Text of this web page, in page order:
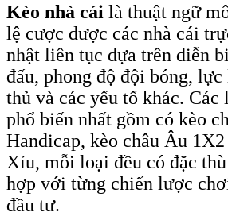
Kèo nhà cái là thuật ngữ
lệ cược được các nhà cái
nhật liên tục dựa trên diễn
đấu, phong độ đội bóng,
thủ và các yếu tố khác. Các
phổ biến nhất gồm có kèo
Handicap, kèo châu Âu
Xỉu, mỗi loại đều có đặc
hợp với từng chiến lược
đầu tư.